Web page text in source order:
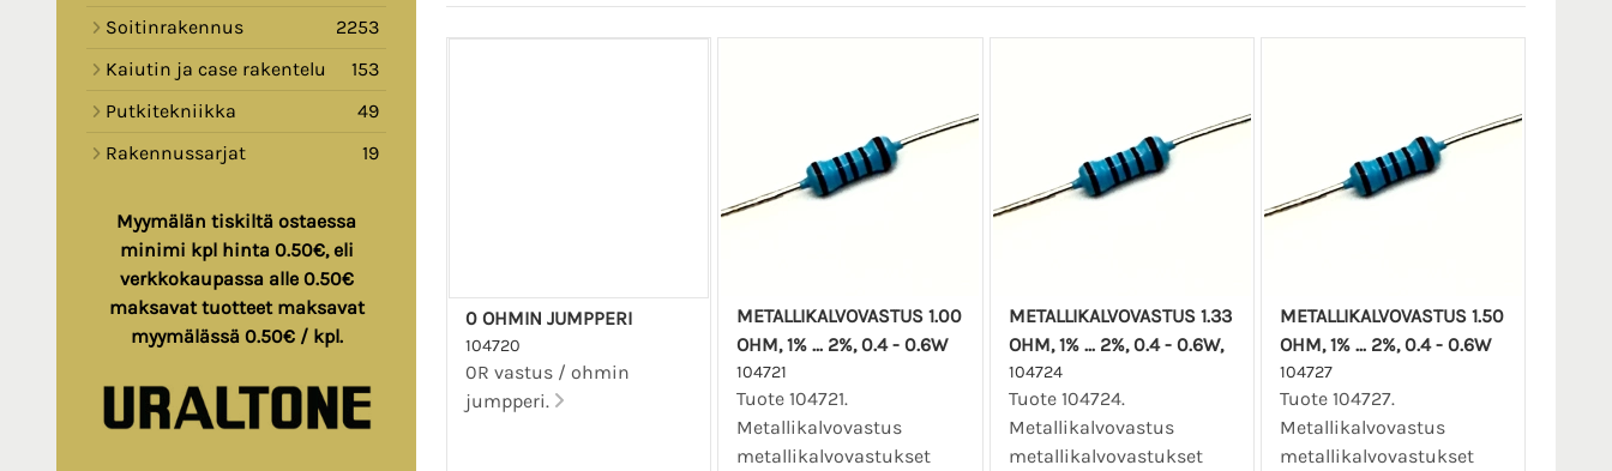
Soitinrakennus
2253
Kaiutin ja case rakentelu
153
Putkitekniikka
49
Rakennussarjat
19
Myymälän tiskiltä ostaessa
minimi kpl hinta 0.50€, eli
verkkokaupassa alle 0.50€
maksavat tuotteet maksavat
myymälässä 0.50€ / kpl.
0 OHMIN JUMPPERI
104720
0R vastus / ohmin
jumpperi.
METALLIKALVOVASTUS 1.00
OHM, 1% ... 2%, 0.4 - 0.6W
104721
Tuote 104721.
Metallikalvovastus
metallikalvovastukset
METALLIKALVOVASTUS 1.33
OHM, 1% ... 2%, 0.4 - 0.6W,
104724
Tuote 104724.
Metallikalvovastus
metallikalvovastukset
METALLIKALVOVASTUS 1.50
OHM, 1% ... 2%, 0.4 - 0.6W
104727
Tuote 104727.
Metallikalvovastus
metallikalvovastukset